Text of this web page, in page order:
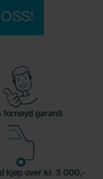
fornøyd garanti
kjøp over kr. 3 000,-